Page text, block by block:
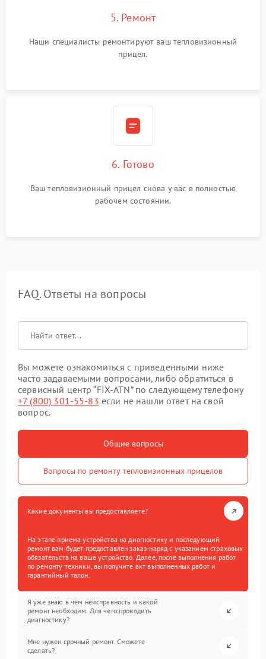
5. Ремонт
Наши специалисты ремонтируют ваш тепловизионный
прицел.
6. Готово
Ваш тепловизионный прицел снова у вас в полностью
рабочем состоянии.
FAQ. Ответы на вопросы
Вы можете ознакомиться с приведенными ниже
часто задаваемыми вопросами, либо обратиться в
сервисный центр “FIX-ATN” по следующему телефону
+7 (800) 301-55-83 если не нашли ответ на свой
вопрос.
Общие вопросы
Вопросы по ремонту тепловизионных прицелов
Какие документы вы предоставляете?
На этапе приема устройства на диагностику и последующий
ремонт вам будет предоставлен заказ-наряд с указанием страховых
обязательств на ваше устройство. Далее, после выполнения работ
по ремонту техники, вы получите акт выполненных работ и
гарантийный талон.
Я уже знаю в чем неисправность и какой
ремонт необходим. Для чего проводить
диагностику?
Мне нужен срочный ремонт. Сможете
сделать?